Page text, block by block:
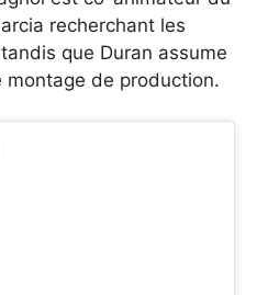
recherchant les
que Duran assume
de production.